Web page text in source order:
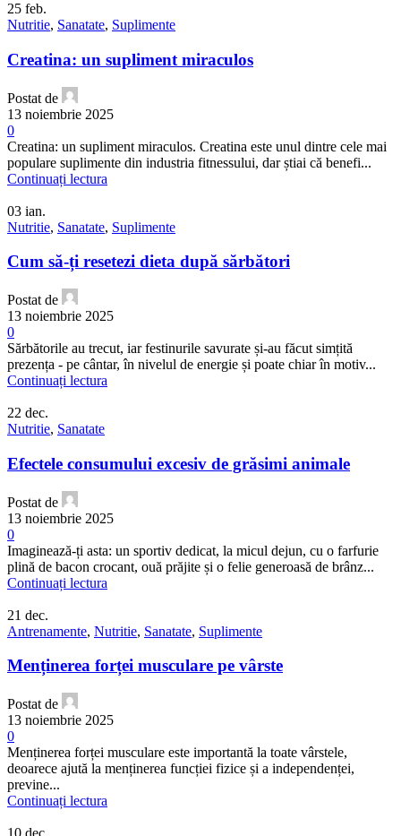
25 feb.
Nutritie, Sanatate, Suplimente
Creatina: un supliment miraculos
Postat de
13 noiembrie 2025
0
Creatina: un supliment miraculos. Creatina este unul dintre cele mai
populare suplimente din industria fitnessului, dar știai că benefi...
Continuați lectura
03 ian.
Nutritie, Sanatate, Suplimente
Cum să-ți resetezi dieta după sărbători
Postat de
13 noiembrie 2025
0
Sărbătorile au trecut, iar festinurile savurate și-au făcut simțită
prezența - pe cântar, în nivelul de energie și poate chiar în motiv...
Continuați lectura
22 dec.
Nutritie, Sanatate
Efectele consumului excesiv de grăsimi animale
Postat de
13 noiembrie 2025
0
Imaginează-ți asta: un sportiv dedicat, la micul dejun, cu o farfurie
plină de bacon crocant, ouă prăjite și o felie generoasă de brânz...
Continuați lectura
21 dec.
Antrenamente, Nutritie, Sanatate, Suplimente
Menținerea forței musculare pe vârste
Postat de
13 noiembrie 2025
0
Menținerea forței musculare este importantă la toate vârstele,
deoarece ajută la menținerea funcției fizice și a independenței,
previne...
Continuați lectura
10 dec.